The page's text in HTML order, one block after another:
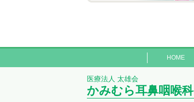
HOME
医療法人 太雄会
かみむら耳鼻咽喉科